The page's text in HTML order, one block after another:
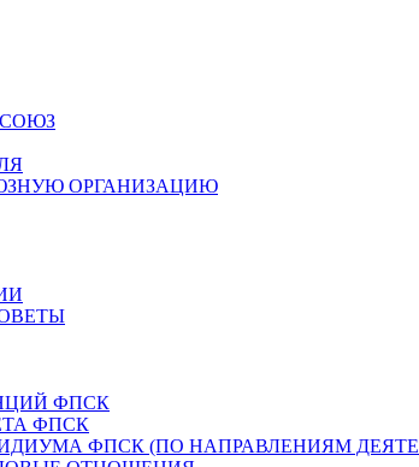
ОРГАНИЗАЦИЮ
ФПСК
ФПСК
ФПСК (ПО НАПРАВЛЕНИЯМ